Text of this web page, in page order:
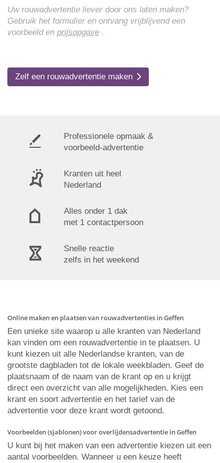
Uw rouwadvertentie liever door ons laten maken?
Gebruik het formulier en ontvang vrijblijvend een
voorbeeld en prijsopgave .
Zelf een rouwadvertentie maken
Professionele opmaak &
voorbeeld-advertentie
Kranten uit heel
Nederland
Alles onder 1 dak
met 1 contactpersoon
Snelle reactie
zelfs in het weekend
Online maken en plaatsen van rouwadvertenties in Geffen
Een unieke site waarop u alle kranten van Nederland
kan vinden om een rouwadvertentie in te plaatsen. U
kunt kiezen uit alle Nederlandse kranten, van de
grootste dagbladen tot de lokale weekbladen. Geef de
plaatsnaam of de naam van de krant op en u krijgt
direct een overzicht van alle mogelijkheden. Kies een
krant en soort advertentie en het tarief van de
advertentie voor deze krant wordt getoond.
Voorbeelden (sjablonen) voor overlijdensadvertentie in Geffen
U kunt bij het maken van een advertentie kiezen uit een
aantal voorbeelden. Wanneer u een keuze heeft